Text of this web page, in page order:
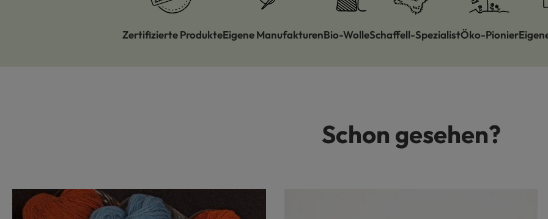
Zertifizierte ProdukteEigene ManufakturenBio-WolleSchaffell-SpezialistÖko-Pionier
Schon gesehen?